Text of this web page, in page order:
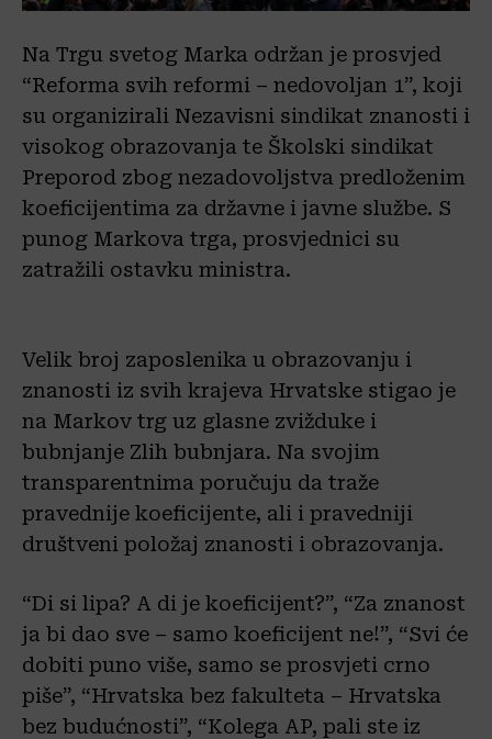
Na Trgu svetog Marka održan je prosvjed
“Reforma svih reformi – nedovoljan 1”, koji
su organizirali Nezavisni sindikat znanosti i
visokog obrazovanja te Školski sindikat
Preporod zbog nezadovoljstva predloženim
koeficijentima za državne i javne službe. S
punog Markova trga, prosvjednici su
zatražili ostavku ministra.
Velik broj zaposlenika u obrazovanju i
znanosti iz svih krajeva Hrvatske stigao je
na Markov trg uz glasne zvižduke i
bubnjanje Zlih bubnjara. Na svojim
transparentnima poručuju da traže
pravednije koeficijente, ali i pravedniji
društveni položaj znanosti i obrazovanja.
“Di si lipa? A di je koeficijent?”, “Za znanost
ja bi dao sve – samo koeficijent ne!”, “Svi će
dobiti puno više, samo se prosvjeti crno
piše”, “Hrvatska bez fakulteta – Hrvatska
bez budućnosti”, “Kolega AP, pali ste iz